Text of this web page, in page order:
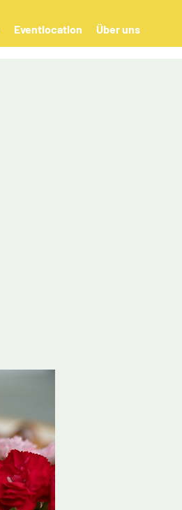
Eventlocation Über uns